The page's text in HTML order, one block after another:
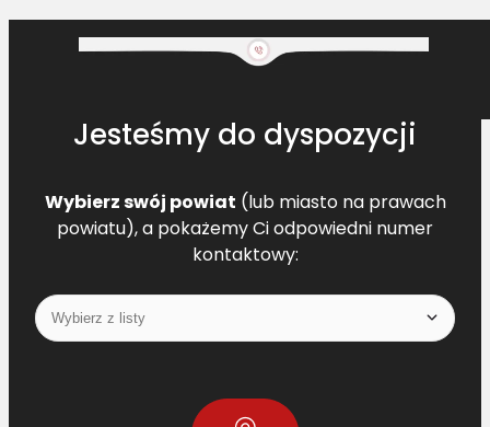
Jesteśmy do dyspozycji
Wybierz swój powiat (lub miasto na prawach
powiatu), a pokażemy Ci odpowiedni numer
kontaktowy: